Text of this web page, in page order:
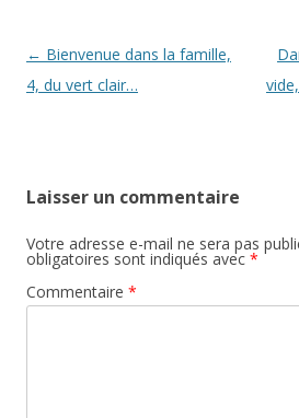
Navigation
des
← Bienvenue dans la famille,
4, du vert clair…
Laisser un commentaire
Votre adresse e-mail ne sera pas
obligatoires sont indiqués avec *
Commentaire *